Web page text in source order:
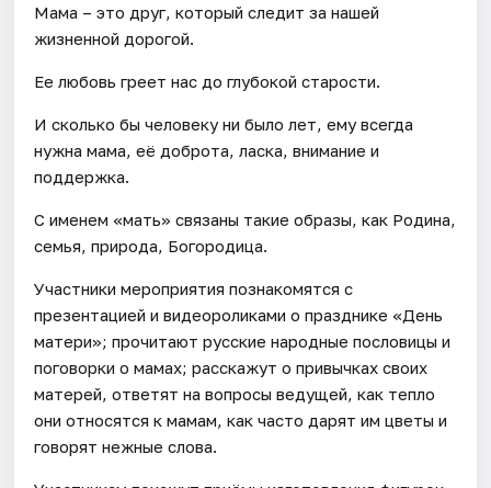
Мама – это друг, который следит за нашей
жизненной дорогой.
Ее любовь греет нас до глубокой старости.
И сколько бы человеку ни было лет, ему всегда
нужна мама, её доброта, ласка, внимание и
поддержка.
С именем «мать» связаны такие образы, как Родина,
семья, природа, Богородица.
Участники мероприятия познакомятся с
презентацией и видеороликами о празднике «День
матери»; прочитают русские народные пословицы и
поговорки о мамах; расскажут о привычках своих
матерей, ответят на вопросы ведущей, как тепло
они относятся к мамам, как часто дарят им цветы и
говорят нежные слова.